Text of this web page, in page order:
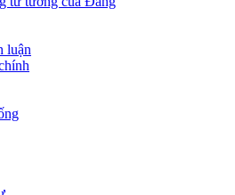
luận